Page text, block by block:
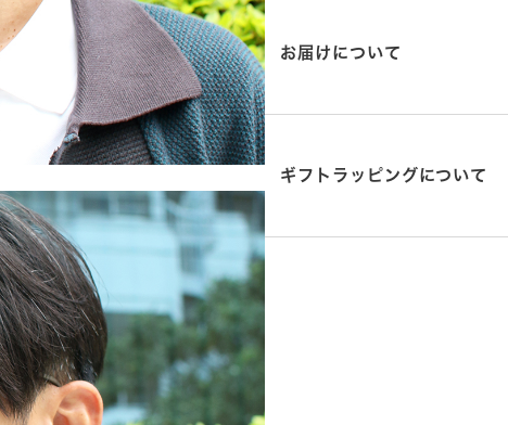
お届けについて
ギフトラッピングについて